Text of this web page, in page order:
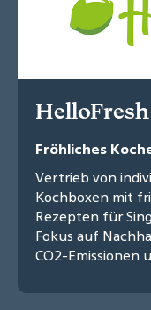
HelloFresh
Fröhliches
Vertrieb von
Kochboxen mit
Rezepten für
Fokus auf
CO2-Emissionen